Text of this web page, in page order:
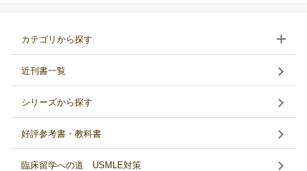
カテゴリから探す
近刊書一覧
シリーズから探す
好評参考書・教科書
臨床留学への道 USMLE対策